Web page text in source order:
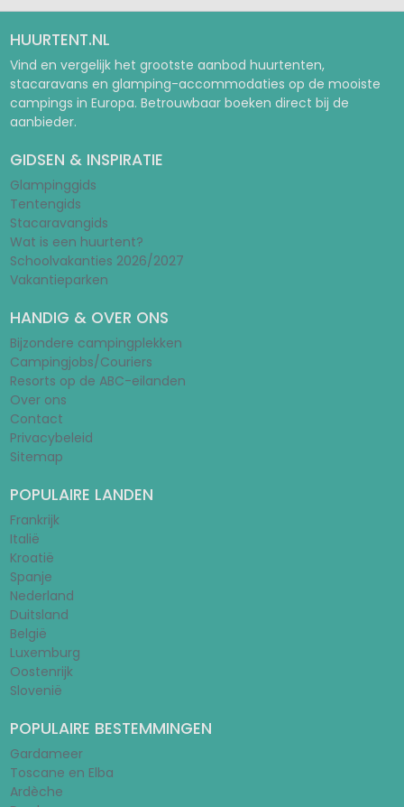
HUURTENT.NL
Vind en vergelijk het grootste aanbod huurtenten,
stacaravans en glamping-accommodaties op de mooiste
campings in Europa. Betrouwbaar boeken direct bij de
aanbieder.
GIDSEN & INSPIRATIE
Glampinggids
Tentengids
Stacaravangids
Wat is een huurtent?
Schoolvakanties 2026/2027
Vakantieparken
HANDIG & OVER ONS
Bijzondere campingplekken
Campingjobs/Couriers
Resorts op de ABC-eilanden
Over ons
Contact
Privacybeleid
Sitemap
POPULAIRE LANDEN
Frankrijk
Italië
Kroatië
Spanje
Nederland
Duitsland
België
Luxemburg
Oostenrijk
Slovenië
POPULAIRE BESTEMMINGEN
Gardameer
Toscane en Elba
Ardèche